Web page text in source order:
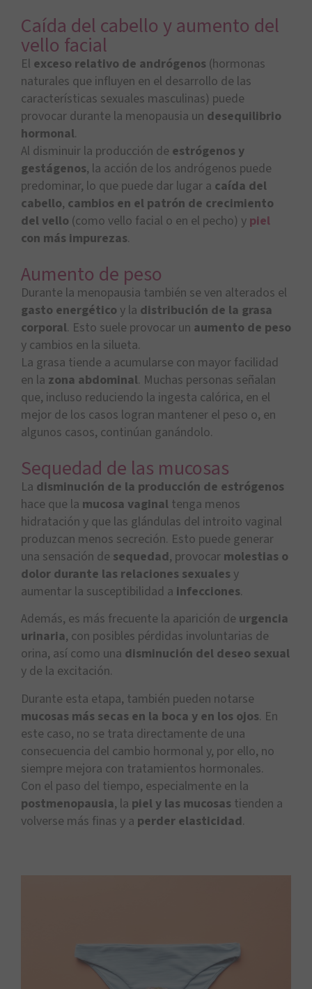
Caída del cabello y aumento del
vello facial
El exceso relativo de andrógenos (hormonas
naturales que influyen en el desarrollo de las
características sexuales masculinas) puede
provocar durante la menopausia un desequilibrio
hormonal.
Al disminuir la producción de estrógenos y
gestágenos, la acción de los andrógenos puede
predominar, lo que puede dar lugar a caída del
cabello, cambios en el patrón de crecimiento
del vello (como vello facial o en el pecho) y piel
con más impurezas.
Aumento de peso
Durante la menopausia también se ven alterados el
gasto energético y la distribución de la grasa
corporal. Esto suele provocar un aumento de peso
y cambios en la silueta.
La grasa tiende a acumularse con mayor facilidad
en la zona abdominal. Muchas personas señalan
que, incluso reduciendo la ingesta calórica, en el
mejor de los casos logran mantener el peso o, en
algunos casos, continúan ganándolo.
Sequedad de las mucosas
La disminución de la producción de estrógenos
hace que la mucosa vaginal tenga menos
hidratación y que las glándulas del introito vaginal
produzcan menos secreción. Esto puede generar
una sensación de sequedad, provocar molestias o
dolor durante las relaciones sexuales y
aumentar la susceptibilidad a infecciones.
Además, es más frecuente la aparición de urgencia
urinaria, con posibles pérdidas involuntarias de
orina, así como una disminución del deseo sexual
y de la excitación.
Durante esta etapa, también pueden notarse
mucosas más secas en la boca y en los ojos. En
este caso, no se trata directamente de una
consecuencia del cambio hormonal y, por ello, no
siempre mejora con tratamientos hormonales.
Con el paso del tiempo, especialmente en la
postmenopausia, la piel y las mucosas tienden a
volverse más finas y a perder elasticidad.